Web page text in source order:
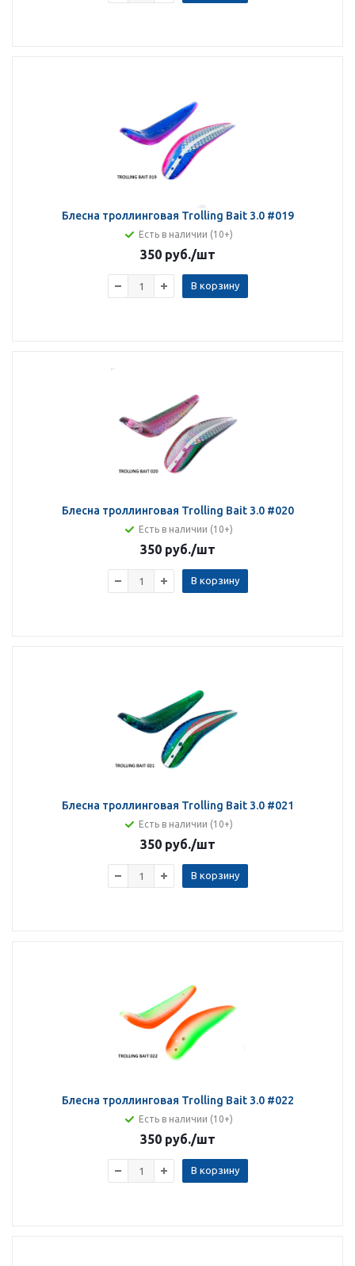
Блесна троллинговая Trolling Bait 3.0 #019
Есть в наличии (10+)
350 руб./шт
В корзину
Блесна троллинговая Trolling Bait 3.0 #020
Есть в наличии (10+)
350 руб./шт
В корзину
Блесна троллинговая Trolling Bait 3.0 #021
Есть в наличии (10+)
350 руб./шт
В корзину
Блесна троллинговая Trolling Bait 3.0 #022
Есть в наличии (10+)
350 руб./шт
В корзину